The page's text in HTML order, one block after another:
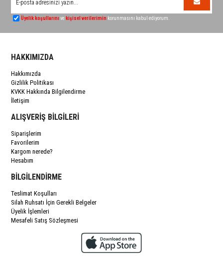
Üyelik koşullarını ve kişisel verilerimin korunmasını kabul ediyorum.
HAKKIMIZDA
Hakkımızda
Gizlilik Politikası
KVKK Hakkında Bilgilendirme
İletişim
ALIŞVERİŞ BİLGİLERİ
Siparişlerim
Favorilerim
Kargom nerede?
Hesabım
BİLGİLENDİRME
Teslimat Koşulları
Silah Ruhsatı İçin Gerekli Belgeler
Üyelik İşlemleri
Mesafeli Satış Sözleşmesi